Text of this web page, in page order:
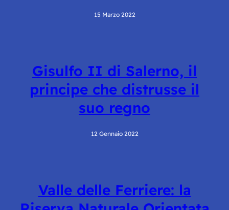
15 Marzo 2022
Gisulfo II di Salerno, il
principe che distrusse il
suo regno
12 Gennaio 2022
Valle delle Ferriere: la